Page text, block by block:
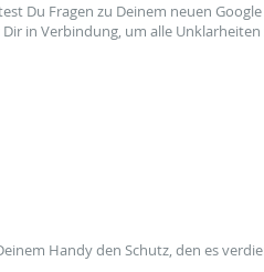
Du Fragen zu Deinem neuen Google
in Verbindung, um alle Unklarheiten
Handy den Schutz, den es